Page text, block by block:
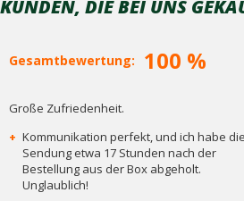
KUNDEN, DIE BEI ​​UNS
Gesamtbewertung: 100 %
Große Zufriedenheit.
+ Kommunikation perfekt, und ich habe die
Sendung etwa 17 Stunden nach der
Bestellung aus der Box abgeholt.
Unglaublich!